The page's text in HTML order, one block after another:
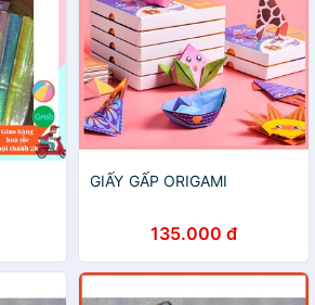
GIẤY GẤP ORIGAMI
135.000 đ